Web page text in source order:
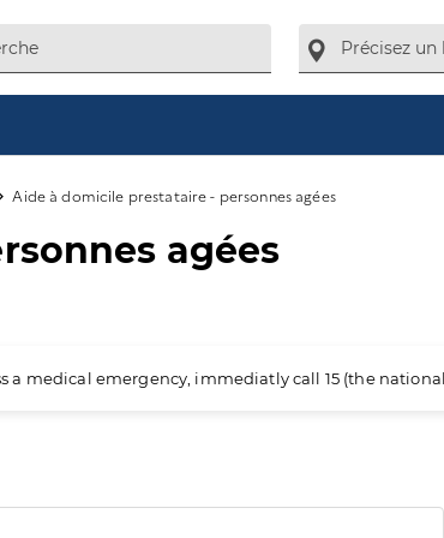
Aide à domicile prestataire - personnes agées
agées
a medical emergency, immediatly call 15 (the